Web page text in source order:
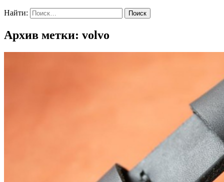
Найти:
Архив метки: volvo